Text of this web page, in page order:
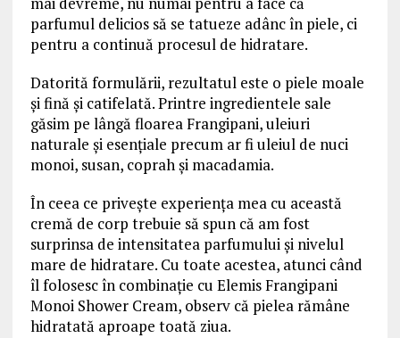
parfumul delicios să se tatueze adânc în piele, ci
pentru a continuă procesul de hidratare.
Datorită formulării, rezultatul este o piele moale
și fină și catifelată. Printre ingredientele sale
găsim pe lângă floarea Frangipani, uleiuri
naturale și esențiale precum ar fi uleiul de nuci
monoi, susan, coprah și macadamia.
În ceea ce privește experiența mea cu această
cremă de corp trebuie să spun că am fost
surprinsa de intensitatea parfumului și nivelul
mare de hidratare. Cu toate acestea, atunci când
îl folosesc în combinație cu Elemis Frangipani
Monoi Shower Cream, observ că pielea rămâne
hidratată aproape toată ziua.